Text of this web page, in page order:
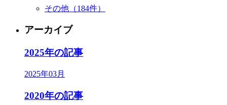
その他 （184件）
アーカイブ
2025年の記事
2025年03月
2020年の記事